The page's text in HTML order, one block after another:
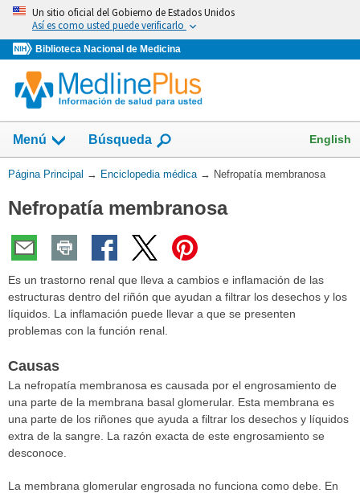
Omita
vaya
al
Contenido
Un sitio oficial del Gobierno de Estados Unidos
Así es como usted puede verificarlo
Biblioteca Nacional de Medicina
Menú Búsqueda English
Usted
aquí:
Página Principal → Enciclopedia médica → Nefropatía membranosa
Nefropatía membranosa
Es un trastorno renal que lleva a cambios e inflamación de las
estructuras dentro del riñón que ayudan a filtrar los desechos y los
líquidos. La inflamación puede llevar a que se presenten
problemas con la función renal.
Causas
La nefropatía membranosa es causada por el engrosamiento de
una parte de la membrana basal glomerular. Esta membrana es
una parte de los riñones que ayuda a filtrar los desechos y líquidos
extra de la sangre. La razón exacta de este engrosamiento se
desconoce.
La membrana glomerular engrosada no funciona como debe. En